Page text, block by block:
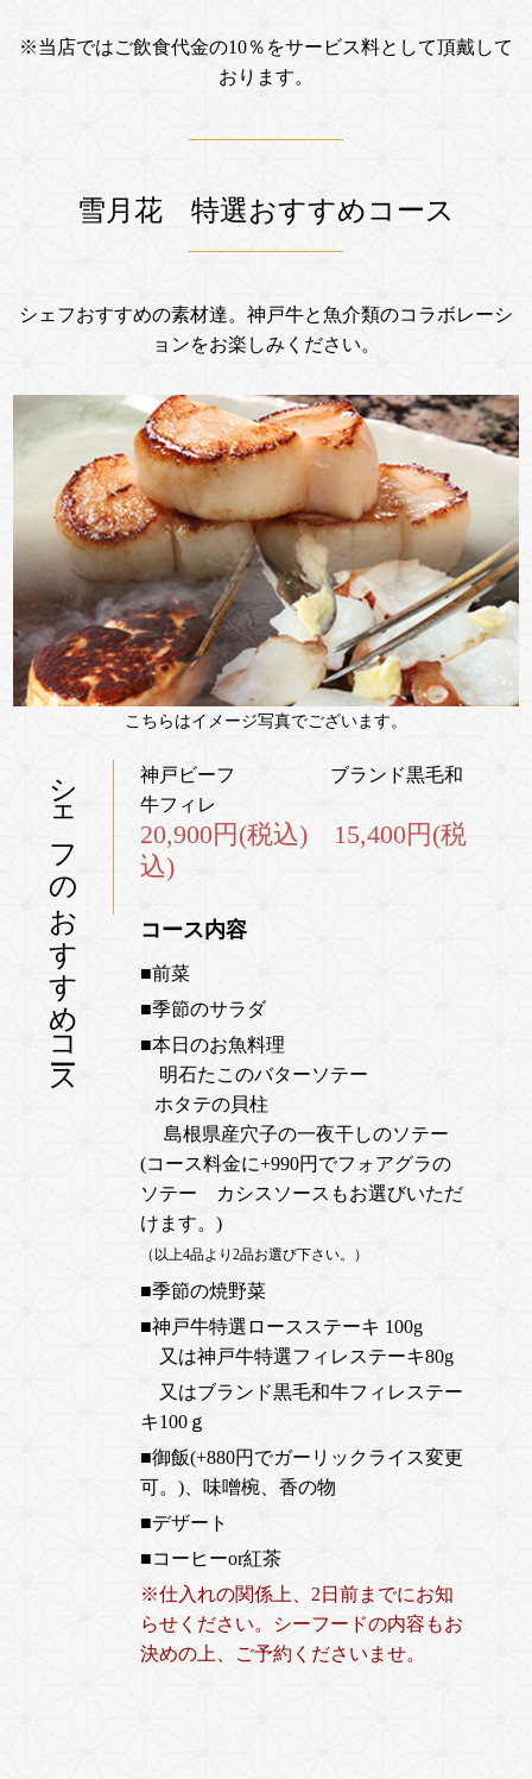
※当店ではご飲食代金の10％をサービス料として頂戴して
おります。
雪月花 特選おすすめコース
シェフおすすめの素材達。神戸牛と魚介類のコラボレーシ
ョンをお楽しみください。
こちらはイメージ写真でございます。
シェフのおすすめコース
神戸ビーフ ブランド黒毛和
牛フィレ
20,900円(税込) 15,400円(税
込)
コース内容
■前菜
■季節のサラダ
■本日のお魚料理
明石たこのバターソテー
ホタテの貝柱
島根県産穴子の一夜干しのソテー
(コース料金に+990円でフォアグラの
ソテー カシスソースもお選びいただ
けます。)
（以上4品より2品お選び下さい。）
■季節の焼野菜
■神戸牛特選ロースステーキ 100g
又は神戸牛特選フィレステーキ80g
又はブランド黒毛和牛フィレステー
キ100ｇ
■御飯(+880円でガーリックライス変更
可。)、味噌椀、香の物
■デザート
■コーヒーor紅茶
※仕入れの関係上、2日前までにお知
らせください。シーフードの内容もお
決めの上、ご予約くださいませ。